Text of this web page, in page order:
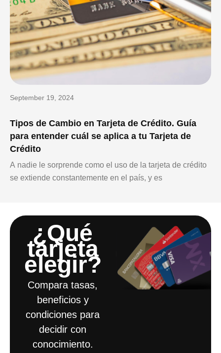
Tipos de Cambio en Tarjeta de Crédito. Guía
para entender cuál se aplica a tu Tarjeta de
Crédito
September 19, 2024
A nadie le sorprende como el uso de la tarjeta de crédito
se extiende constantemente en el país, y es
¿Qué
tarjeta
elegir?​
Compara tasas,
beneficios y
condiciones para
decidir con
conocimiento.